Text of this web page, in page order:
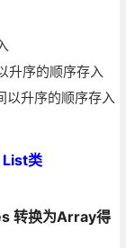
升序的顺序存入
以升序的顺序存入
List类
转换为Array得